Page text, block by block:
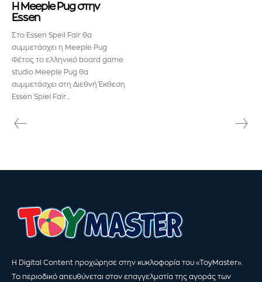
Διάβασα και αποδέχομαι την
Η Meeple Pug στην
Essen
Στο Essen Speil Fair θα
συμμετάσχει η Meeple Pug
Φέτος το ελληνικό board game
studio Meeple Pug θα
συμμετάσχει στη Διεθνή Έκθεση
Essen Spiel Fair...
Η Digital Content προχώρησε στην κυκλοφορία του «ToyMaster».
Το περιοδικό απευθύνεται στον επαγγελματία της αγοράς των